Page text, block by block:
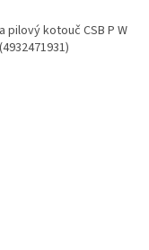
pilový kotouč CSB P W